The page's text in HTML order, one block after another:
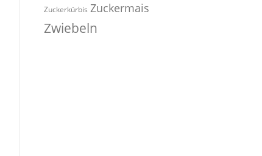
Zuckerkürbis Zuckermais
Zwiebeln